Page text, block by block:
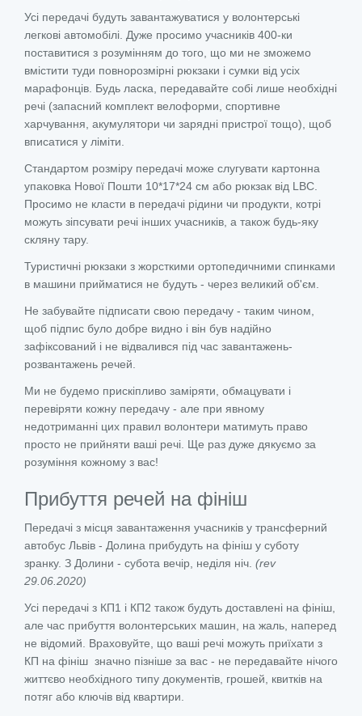
Усі передачі будуть завантажуватися у волонтерські
легкові автомобілі. Дуже просимо учасників 400-ки
поставитися з розумінням до того, що ми не зможемо
вмістити туди повнорозмірні рюкзаки і сумки від усіх
марафонців. Будь ласка, передавайте собі лише необхідні
речі (запасний комплект велоформи, спортивне
харчування, акумулятори чи зарядні пристрої тощо), щоб
вписатися у ліміти.
Стандартом розміру передачі може слугувати картонна
упаковка Нової Пошти 10*17*24 см або рюкзак від LBC.
Просимо не класти в передачі рідини чи продукти, котрі
можуть зіпсувати речі інших учасників, а також будь-яку
скляну тару.
Туристичні рюкзаки з жорсткими ортопедичними спинками
в машини прийматися не будуть - через великий об'єм.
Не забувайте підписати свою передачу - таким чином,
щоб підпис було добре видно і він був надійно
зафіксований і не відвалився під час завантажень-
розвантажень речей.
Ми не будемо прискіпливо заміряти, обмацувати і
перевіряти кожну передачу - але при явному
недотриманні цих правил волонтери матимуть право
просто не прийняти ваші речі. Ще раз дуже дякуємо за
розуміння кожному з вас!
Прибуття речей на фініш
Передачі з місця завантаження учасників у трансферний
автобус Львів - Долина прибудуть на фініш у суботу
зранку. З Долини - субота вечір, неділя ніч. (rev
29.06.2020)
Усі передачі з КП1 і КП2 також будуть доставлені на фініш,
але час прибуття волонтерських машин, на жаль, наперед
не відомий. Враховуйте, що ваші речі можуть приїхати з
КП на фініш значно пізніше за вас - не передавайте нічого
життєво необхідного типу документів, грошей, квитків на
потяг або ключів від квартири.